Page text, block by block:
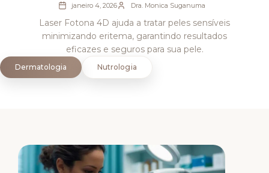
janeiro 4, 2026 Dra. Monica Suganuma
Laser Fotona 4D ajuda a tratar peles sensíveis
minimizando eritema, garantindo resultados
eficazes e seguros para sua pele.
Dermatologia Nutrologia